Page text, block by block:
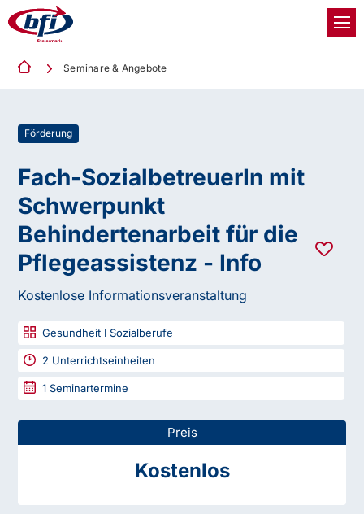
Seminare & Angebote
Förderung
Fach-SozialbetreuerIn mit
Schwerpunkt
Behindertenarbeit für die
Pflegeassistenz - Info
Kostenlose Informationsveranstaltung
Gesundheit I Sozialberufe
2 Unterrichtseinheiten
1 Seminartermine
Preis
Kostenlos